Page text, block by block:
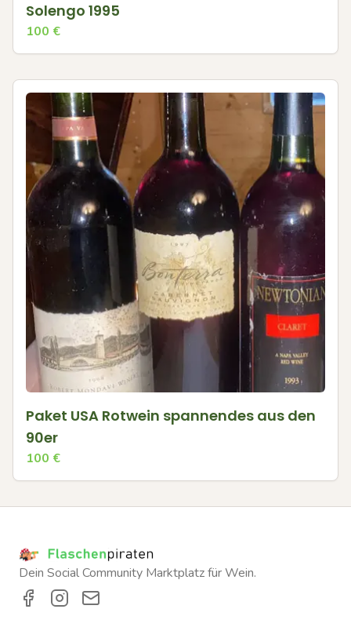
Solengo 1995
100 €
Paket USA Rotwein spannendes aus den
90er
100 €
Dein Social Community Marktplatz für Wein.